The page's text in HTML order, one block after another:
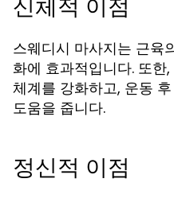
신체적 이점
스웨디시 마사지는 근육
화에 효과적입니다. 또
체계를 강화하고, 운동
도움을 줍니다.
정신적 이점